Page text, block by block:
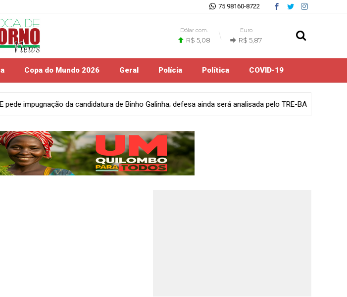
75 98160-8722
Dólar com.
R$ 5,08
Euro
R$ 5,87
Copa do Mundo 2026 Geral Polícia Política COVID-19
de Binho Galinha; defesa ainda será analisada pelo TRE-BA Cultura Violência sexual